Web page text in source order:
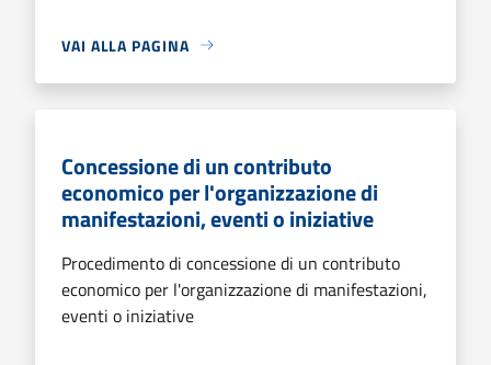
VAI ALLA PAGINA
Concessione di un contributo
economico per l'organizzazione di
manifestazioni, eventi o iniziative
Procedimento di concessione di un contributo
economico per l'organizzazione di manifestazioni,
eventi o iniziative